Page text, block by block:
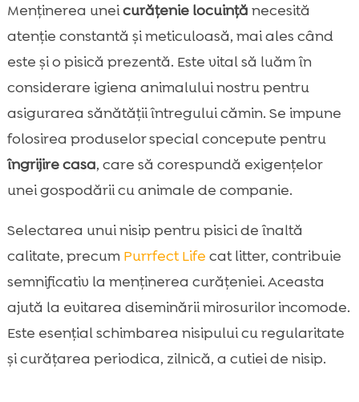
Menținerea uneicurățenie locuință necesită
atenție constantă și meticuloasă, mai ales când
este și o pisică prezentă. Este vital să luăm în
considerare igiena animalului nostru pentru
asigurarea sănătății întregului cămin. Se impune
folosirea produselor special concepute pentru
îngrijire casa, care să corespundă exigențelor
unei gospodării cu animale de companie.
Selectarea unui nisip pentru pisici de înaltă
calitate, precum Purrfect Life cat litter, contribuie
semnificativ la menținerea curățeniei. Aceasta
ajută la evitarea diseminării mirosurilor incomode.
Este esențial schimbarea nisipului cu regularitate
și curățarea periodica, zilnică, a cutiei de nisip.